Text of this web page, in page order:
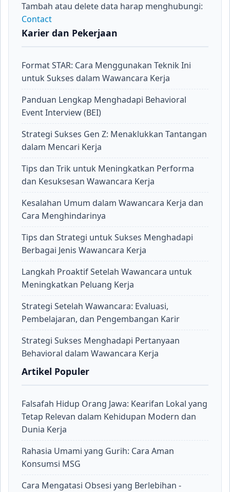
Tambah atau delete data harap menghubungi:
Contact
Karier dan Pekerjaan
Format STAR: Cara Menggunakan Teknik Ini
untuk Sukses dalam Wawancara Kerja
Panduan Lengkap Menghadapi Behavioral
Event Interview (BEI)
Strategi Sukses Gen Z: Menaklukkan Tantangan
dalam Mencari Kerja
Tips dan Trik untuk Meningkatkan Performa
dan Kesuksesan Wawancara Kerja
Kesalahan Umum dalam Wawancara Kerja dan
Cara Menghindarinya
Tips dan Strategi untuk Sukses Menghadapi
Berbagai Jenis Wawancara Kerja
Langkah Proaktif Setelah Wawancara untuk
Meningkatkan Peluang Kerja
Strategi Setelah Wawancara: Evaluasi,
Pembelajaran, dan Pengembangan Karir
Strategi Sukses Menghadapi Pertanyaan
Behavioral dalam Wawancara Kerja
Artikel Populer
Falsafah Hidup Orang Jawa: Kearifan Lokal yang
Tetap Relevan dalam Kehidupan Modern dan
Dunia Kerja
Rahasia Umami yang Gurih: Cara Aman
Konsumsi MSG
Cara Mengatasi Obsesi yang Berlebihan -